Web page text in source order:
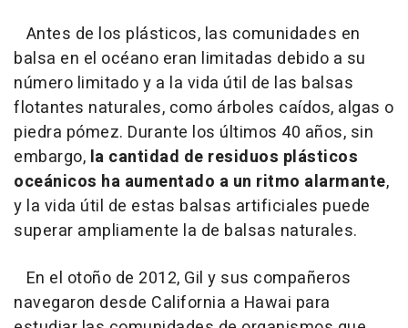
Antes de los plásticos, las comunidades en
balsa en el océano eran limitadas debido a su
número limitado y a la vida útil de las balsas
flotantes naturales, como árboles caídos, algas o
piedra pómez. Durante los últimos 40 años, sin
embargo, la cantidad de residuos plásticos
oceánicos ha aumentado a un ritmo alarmante,
y la vida útil de estas balsas artificiales puede
superar ampliamente la de balsas naturales.
En el otoño de 2012, Gil y sus compañeros
navegaron desde California a Hawai para